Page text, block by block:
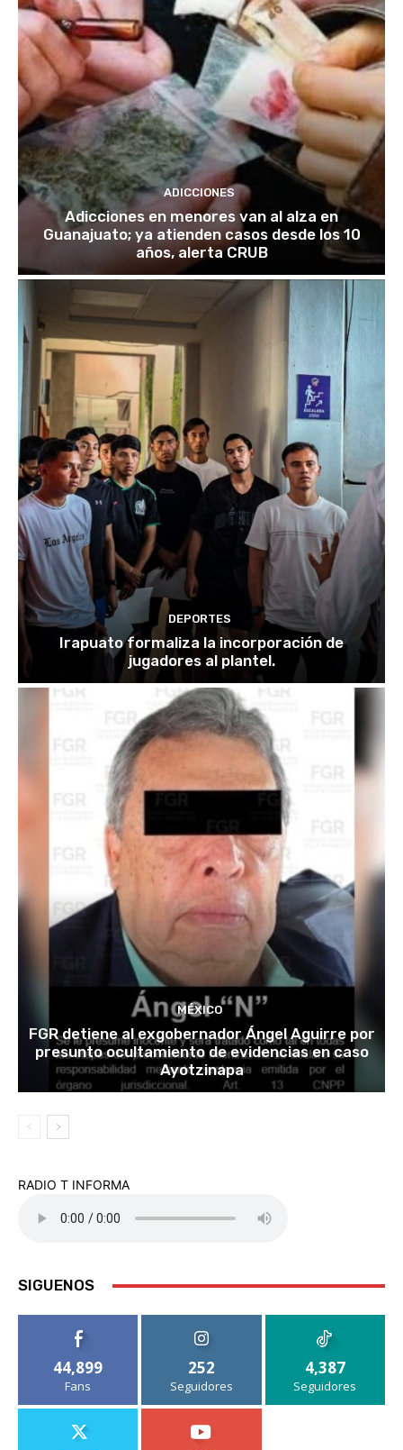
ADICCIONES
Adicciones en menores van al alza en
Guanajuato; ya atienden casos desde los 10
años, alerta CRUB
DEPORTES
Irapuato formaliza la incorporación de
jugadores al plantel.
MÉXICO
FGR detiene al exgobernador Ángel Aguirre por
presunto ocultamiento de evidencias en caso
Ayotzinapa
RADIO T INFORMA
SIGUENOS
44,899
Fans
252
Seguidores
4,387
Seguidores